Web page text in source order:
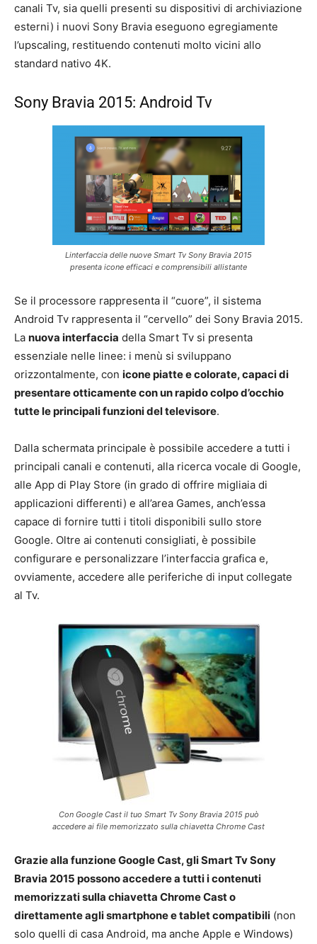
canali Tv, sia quelli presenti su dispositivi di archiviazione
esterni) i nuovi Sony Bravia eseguono egregiamente
l’upscaling, restituendo contenuti molto vicini allo
standard nativo 4K.
Sony Bravia 2015: Android Tv
Linterfaccia delle nuove Smart Tv Sony Bravia 2015
presenta icone efficaci e comprensibili allistante
Se il processore rappresenta il “cuore”, il sistema
Android Tv rappresenta il “cervello” dei Sony Bravia 2015.
La nuova interfaccia della Smart Tv si presenta
essenziale nelle linee: i menù si sviluppano
orizzontalmente, con icone piatte e colorate, capaci di
presentare otticamente con un rapido colpo d’occhio
tutte le principali funzioni del televisore.
Dalla schermata principale è possibile accedere a tutti i
principali canali e contenuti, alla ricerca vocale di Google,
alle App di Play Store (in grado di offrire migliaia di
applicazioni differenti) e all’area Games, anch’essa
capace di fornire tutti i titoli disponibili sullo store
Google. Oltre ai contenuti consigliati, è possibile
configurare e personalizzare l’interfaccia grafica e,
ovviamente, accedere alle periferiche di input collegate
al Tv.
Con Google Cast il tuo Smart Tv Sony Bravia 2015 può
accedere ai file memorizzato sulla chiavetta Chrome Cast
Grazie alla funzione Google Cast, gli Smart Tv Sony
Bravia 2015 possono accedere a tutti i contenuti
memorizzati sulla chiavetta Chrome Cast o
direttamente agli smartphone e tablet compatibili (non
solo quelli di casa Android, ma anche Apple e Windows)